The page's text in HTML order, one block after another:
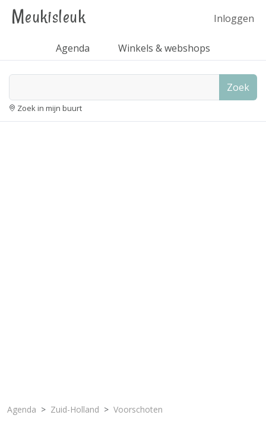
Meukisleuk Inloggen
Agenda Winkels & webshops
Zoek
Zoek in mijn buurt
Agenda Zuid-Holland Voorschoten